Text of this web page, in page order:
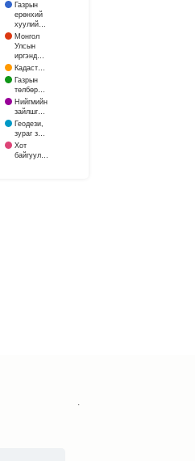
Газрын
ерөнхий
хуулий…
Монгол
Улсын
иргэнд…
Кадаст…
Газрын
төлбөр…
Нийгмийн
зайлшг…
Геодези,
зураг з…
Хот
байгуул…
.